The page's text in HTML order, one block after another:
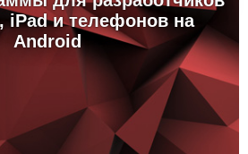
iPad и телефонов на
Android